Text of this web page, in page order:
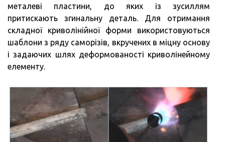
металеві пластини, до яких із зусиллям
притискають згинальну деталь. Для отримання
складної криволінійної форми використовуються
шаблони з ряду саморізів, вкручених в міцну основу
і задаючих шлях деформованості криволінейному
елементу.